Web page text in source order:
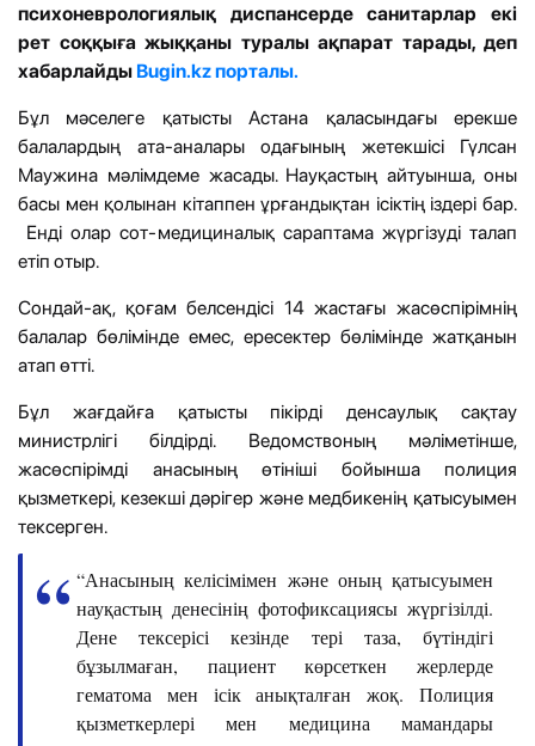
психоневрологиялық диспансерде санитарлар екі
рет соққыға жыққаны туралы ақпарат тарады, деп
хабарлайды Bugin.kz порталы.
Бұл мәселеге қатысты Астана қаласындағы ерекше
балалардың ата-аналары одағының жетекшісі Гүлсан
Маужина мәлімдеме жасады. Науқастың айтуынша, оны
басы мен қолынан кітаппен ұрғандықтан ісіктің іздері бар.
Енді олар сот-медициналық сараптама жүргізуді талап
етіп отыр.
Сондай-ақ, қоғам белсендісі 14 жастағы жасөспірімнің
балалар бөлімінде емес, ересектер бөлімінде жатқанын
атап өтті.
Бұл жағдайға қатысты пікірді денсаулық сақтау
министрлігі білдірді. Ведомствоның мәліметінше,
жасөспірімді анасының өтініші бойынша полиция
қызметкері, кезекші дәрігер және медбикенің қатысуымен
тексерген.
“Анасының келісімімен және оның қатысуымен
науқастың денесінің фотофиксациясы жүргізілді.
Дене тексерісі кезінде тері таза, бүтіндігі
бұзылмаған, пациент көрсеткен жерлерде
гематома мен ісік анықталған жоқ. Полиция
қызметкерлері мен медицина мамандары